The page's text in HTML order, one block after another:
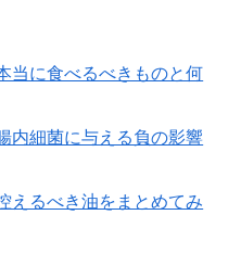
当に食べるべきものと何
内細菌に与える負の影響
えるべき油をまとめてみ